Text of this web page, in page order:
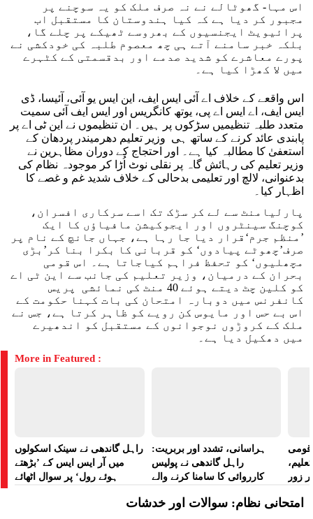
اس مہا- گھوٹالے نے نہ صرف ملک کو یہ سوچنے پر
مجبور کر دیا ہے کہ کیا ہندوستان کا مستقبل اب
پرائیویٹ ایجنسیوں کے بھروسے ٹھیکے پر چلے گا،
بلکہ خبر سامنے آتے ہی چھ معصوم طلبہ کی خودکشی نے
پورے معاشرے کو شدید صدمے اور بدقسمتی کے کٹہرے
میں لا کھڑا کیا ہے۔
اس واقعے کے خلاف اے آئی ایس ایف، این ایس یو آئی، آئیسا، ڈی
ایس ایف، اے ایس اے پی، یوتھ کانگریس اور ایس ایف آئی سمیت
متعدد طلبہ تنظیمیں سڑکوں پر ہیں۔ ان تنظیموں نے این ٹی اے پر
پابندی عائد کرنے کے ساتھ ہی وزیر تعلیم دھرمیندر پردھان کے
استعفیٰ کا مطالبہ کیا ہے۔ اور احتجاج کے دوران مظاہرین نے
وزیر تعلیم کی رہائش گاہ پر نقلی نوٹ اُڑا کر موجودہ نظام کی
بدعنوانی، لالچ اور تعلیمی بدحالی کے خلاف شدید غم و غصے کا
اظہار کیا۔
پارلیامنٹ سے لے کر سڑک تک اسے سرکاری افسران،
کوچنگ سینٹروں اور ایجوکیشن مافیاؤں کا ایک
’منظم جرم‘قرار دیا جا رہا ہے، جہاں جانچ کے نام پر
صرف’چھوٹے پیادوں‘ کو قربانی کا بکرا بنا کر’بڑی
مچھلیوں‘ کو تحفظ فراہم کیاجاتا ہے۔ اس قومی
بحران کے درمیان، وزیر تعلیم کی جانب سے این ٹی اے
کو کلین چٹ دیتے ہوئے 40 منٹ کی نمائشی پریس
کانفرنس میں دوبارہ امتحان کی بات کہنا حکومت کے
اس بے حس اور مایوس کن رویے کو ظاہر کرتا ہے، جس نے
ملک کے کروڑوں نوجوانوں کے مستقبل کو اندھیرے
میں دھکیل دیا ہے۔
More in Featured :
راہل گاندھی نے سینک اسکولوں
میں آر ایس ایس کے ’بڑھتے
ہوئے رول‘ پر سوال اٹھائے
ہراسانی، تشدد اور بربریت:
راہل گاندھی نے پولیس
کارروائی کا سامنا کرنے والے
قومی
زور
امتحانی نظام: سوالات اور خدشات